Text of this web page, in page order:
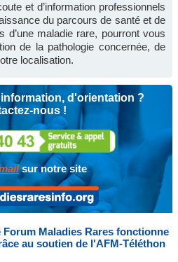
et d’information professionnels
du parcours de santé et de
d’une maladie rare, pourront vous
de la pathologie concernée, de
localisation.
d'orientation ?
nous !
sur notre site
Forum Maladies Rares fonctionne
au soutien de l'AFM-Téléthon